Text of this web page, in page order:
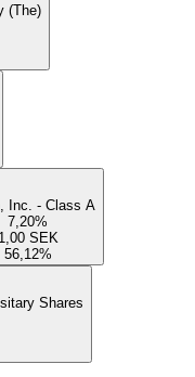
(The)
Inc. - Class A
7,20%
1,00 SEK
56,12%
Shares